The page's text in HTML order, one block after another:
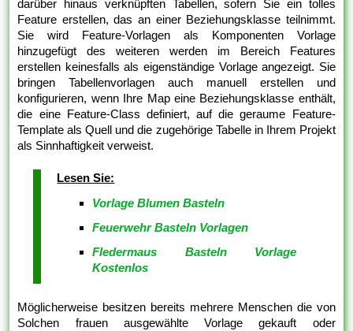
darüber hinaus verknüpften Tabellen, sofern Sie ein tolles
Feature erstellen, das an einer Beziehungsklasse teilnimmt.
Sie wird Feature-Vorlagen als Komponenten Vorlage
hinzugefügt des weiteren werden im Bereich Features
erstellen keinesfalls als eigenständige Vorlage angezeigt. Sie
bringen Tabellenvorlagen auch manuell erstellen und
konfigurieren, wenn Ihre Map eine Beziehungsklasse enthält,
die eine Feature-Class definiert, auf die geraume Feature-
Template als Quell und die zugehörige Tabelle in Ihrem Projekt
als Sinnhaftigkeit verweist.
Lesen Sie:
Vorlage Blumen Basteln
Feuerwehr Basteln Vorlagen
Fledermaus Basteln Vorlage
Kostenlos
Möglicherweise besitzen bereits mehrere Menschen die von
Solchen frauen ausgewählte Vorlage gekauft oder